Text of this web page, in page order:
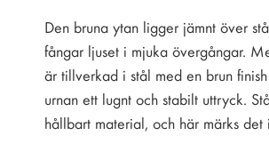
Den bruna ytan ligger jämnt över
fångar ljuset i mjuka övergångar.
är tillverkad i stål med en brun
urnan ett lugnt och stabilt uttryck.
hållbart material, och här märks